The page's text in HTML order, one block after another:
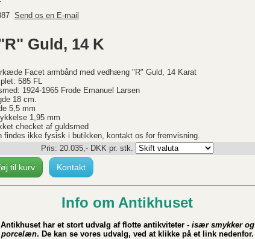
Send os en E-mail
Guld, 14 K
Facet armbånd med vedhæng "R" Guld, 14 Karat
585 FL
1924-1965 Frode Emanuel Larsen
18 cm.
5,5 mm
1,95 mm
checket af guldsmed
findes ikke fysisk i butikken, kontakt os for fremvisning.
Pris: 20.035,- DKK pr. stk.
til kurv Kontakt
Info om Antikhuset
Antikhuset har et stort udvalg af flotte antikviteter - især smykker og
porcelæn. De kan se vores udvalg, ved at klikke på et link nedenfor.